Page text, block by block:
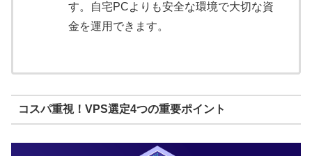
す。自宅PCよりも安全な環境で大切な資
金を運用できます。
コスパ重視！VPS選定4つの重要ポイント